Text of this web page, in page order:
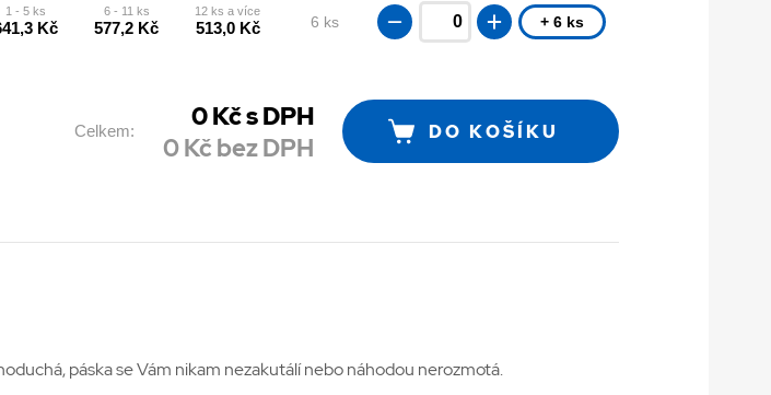
1 - 5 ks
Kč
6 - 11 ks
577,2 Kč
12 ks a více
513,0 Kč 6 ks + 6 ks
Celkem: 0Kč s DPH
0Kč bez DPH DO KOŠÍKU
páska se Vám nikam nezakutálí nebo náhodou nerozmotá.